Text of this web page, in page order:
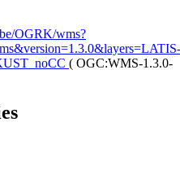
OGRK/wms?
( OGC:WMS-1.3.0-